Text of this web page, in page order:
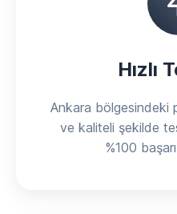
Hızlı
Ankara bölgesindeki
ve kaliteli şekilde
%100